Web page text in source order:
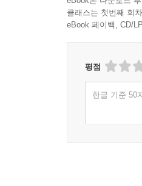
클래스는 첫번째 회
eBook 페이백, CD/
평점
한글 기준 50